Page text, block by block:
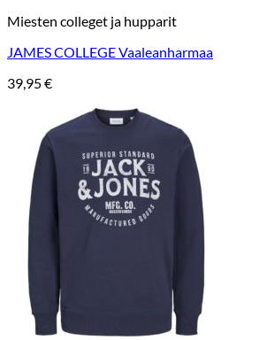
Miesten colleget ja hupparit
JAMES COLLEGE Vaaleanharmaa
39,95€